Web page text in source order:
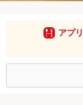
アプリ